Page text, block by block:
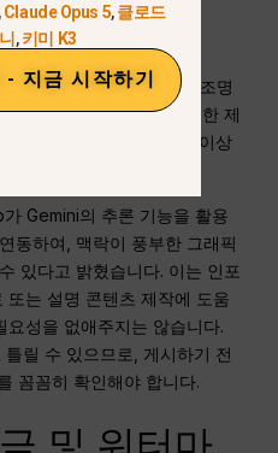
분별 수정, 색보정, 장면 조명
기능을 제공합니다. 이러한 제
력적으로 보이게 하는 것 이상
합해야 할 때 유용합니다.
Gemini의 추론 기능을 활용
동하여, 맥락이 풍부한 그래픽
있다고 밝혔습니다. 이는 인포
또는 설명 콘텐츠 제작에 도움
성을 없애주지는 않습니다.
릴 수 있으므로, 게시하기 전
꼼꼼히 확인해야 합니다.
Claude Opus 5,클로드
,키미 K3
지금 시작하기